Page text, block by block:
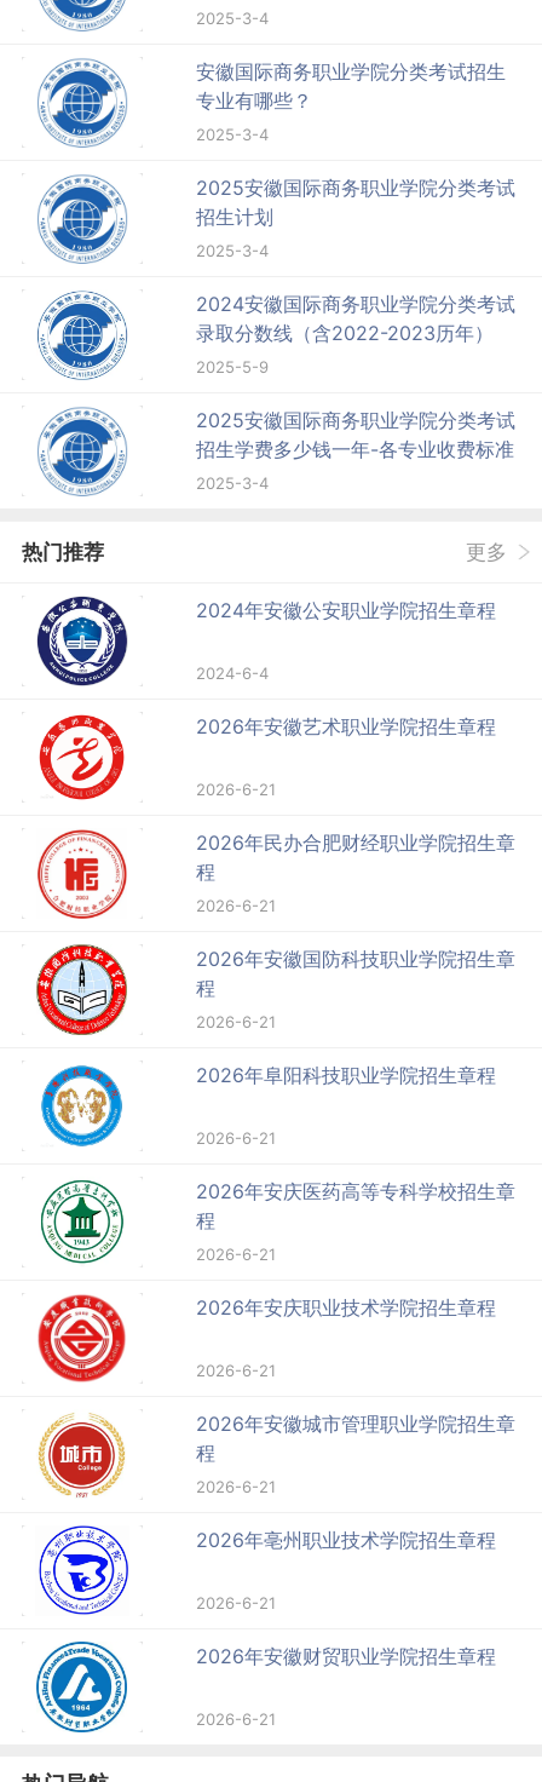
2025-3-4
安徽国际商务职业学院分类考试招生
专业有哪些？
2025-3-4
2025安徽国际商务职业学院分类考试
招生计划
2025-3-4
2024安徽国际商务职业学院分类考试
录取分数线（含2022-2023历年）
2025-5-9
2025安徽国际商务职业学院分类考试
招生学费多少钱一年-各专业收费标准
2025-3-4
热门推荐 更多
2024年安徽公安职业学院招生章程
2024-6-4
2026年安徽艺术职业学院招生章程
2026-6-21
2026年民办合肥财经职业学院招生章
程
2026-6-21
2026年安徽国防科技职业学院招生章
程
2026-6-21
2026年阜阳科技职业学院招生章程
2026-6-21
2026年安庆医药高等专科学校招生章
程
2026-6-21
2026年安庆职业技术学院招生章程
2026-6-21
2026年安徽城市管理职业学院招生章
程
2026-6-21
2026年亳州职业技术学院招生章程
2026-6-21
2026年安徽财贸职业学院招生章程
2026-6-21